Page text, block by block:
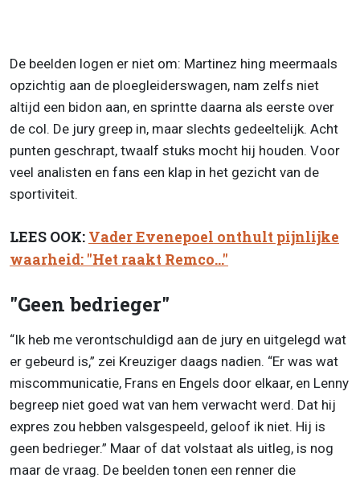
De beelden logen er niet om: Martinez hing meermaals
opzichtig aan de ploegleiderswagen, nam zelfs niet
altijd een bidon aan, en sprintte daarna als eerste over
de col. De jury greep in, maar slechts gedeeltelijk. Acht
punten geschrapt, twaalf stuks mocht hij houden. Voor
veel analisten en fans een klap in het gezicht van de
sportiviteit.
LEES OOK: Vader Evenepoel onthult pijnlijke
waarheid: "Het raakt Remco..."
"Geen bedrieger"
“Ik heb me verontschuldigd aan de jury en uitgelegd wat
er gebeurd is,” zei Kreuziger daags nadien. “Er was wat
miscommunicatie, Frans en Engels door elkaar, en Lenny
begreep niet goed wat van hem verwacht werd. Dat hij
expres zou hebben valsgespeeld, geloof ik niet. Hij is
geen bedrieger.” Maar of dat volstaat als uitleg, is nog
maar de vraag. De beelden tonen een renner die